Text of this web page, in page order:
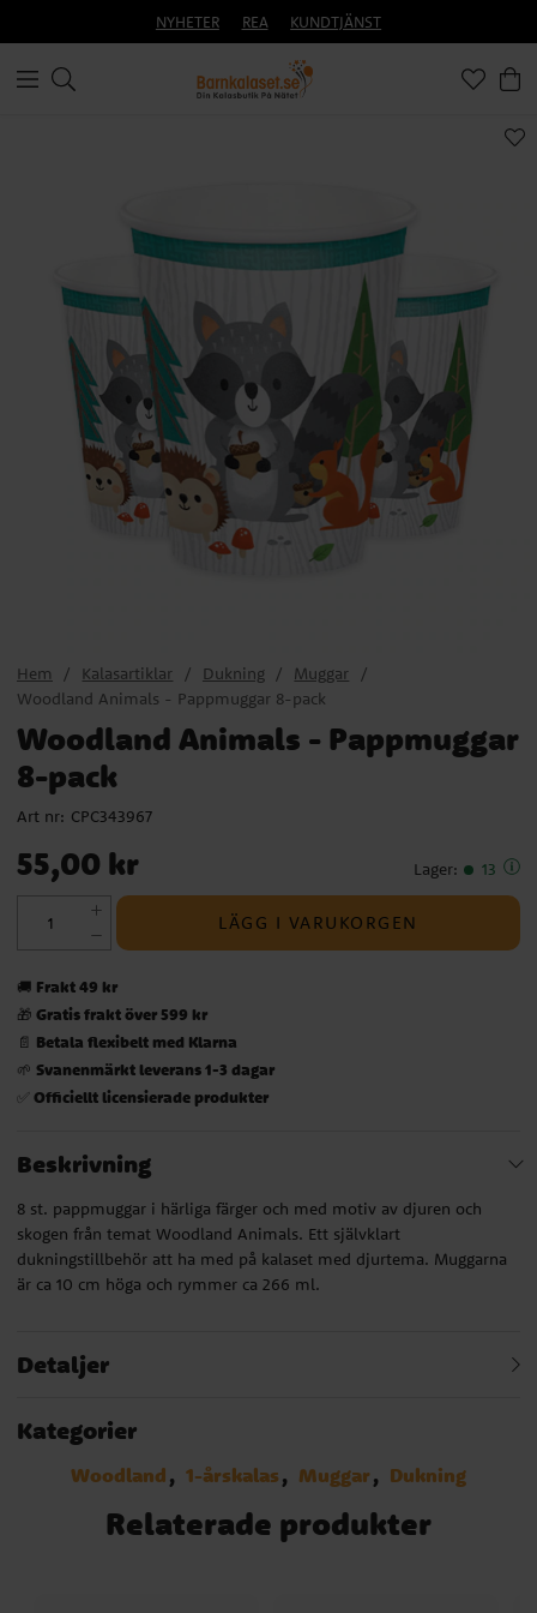
NYHETER REA KUNDTJÄNST
Hem Kalasartiklar Dukning
Muggar
Woodland Animals - Pappmuggar 8-pack
Woodland Animals - Pappmuggar
8-pack
Art nr: CPC343967
Pris: 55,00 kr
55,00 kr Lager: 13
LÄGG I VARUKORGEN
🚚 Frakt 49 kr
🎁 Gratis frakt över 599 kr
📄 Betala flexibelt med Klarna
🌱 Svanenmärkt leverans 1-3 dagar
✅ Officiellt licensierade produkter
Beskrivning
8 st. pappmuggar i härliga färger och med motiv av djuren och
skogen från temat Woodland Animals. Ett självklart
dukningstillbehör att ha med på kalaset med djurtema. Muggarna
är ca 10 cm höga och rymmer ca 266 ml.
Detaljer
Kategorier
Woodland 1-årskalas Muggar Dukning
Relaterade produkter